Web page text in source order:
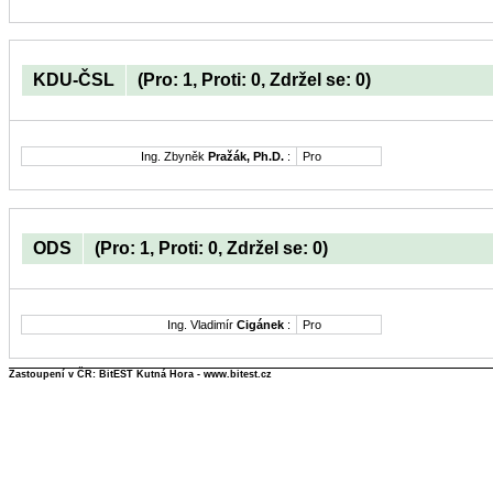
KDU-ČSL (Pro: 1, Proti: 0, Zdržel se: 0)
Ing. Zbyněk Pražák, Ph.D. : Pro
ODS (Pro: 1, Proti: 0, Zdržel se: 0)
Ing. Vladimír Cigánek : Pro
Zastoupení v ČR: BitEST Kutná Hora - www.bitest.cz